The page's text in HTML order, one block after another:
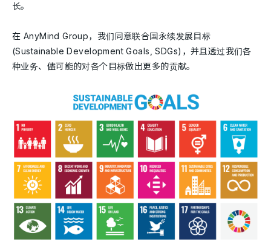
长。
在 AnyMind Group，我们同意联合国永续发展目标
(Sustainable Development Goals, SDGs)，并且透过我们各
种业务、儘可能的对各个目标做出更多的贡献。